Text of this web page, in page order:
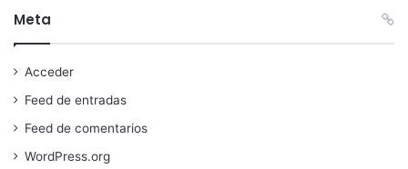
Meta
Acceder
Feed de entradas
Feed de comentarios
WordPress.org